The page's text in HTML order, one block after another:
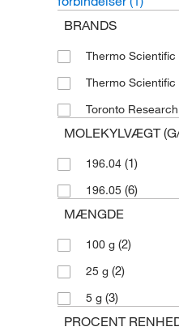
BRANDS
Thermo Scientific
Thermo Scientific
Toronto
MOLEKYLVÆGT
196.04 (1)
196.05 (6)
MÆNGDE
100 g (2)
25 g (2)
5 g (3)
PROCENT